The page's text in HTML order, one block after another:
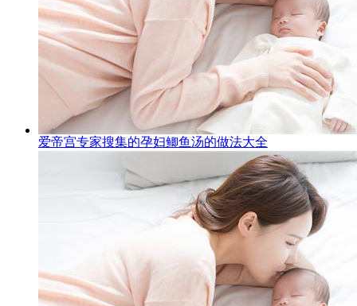
爱帝宫专家搜集的孕妇鲫鱼汤的做法大全